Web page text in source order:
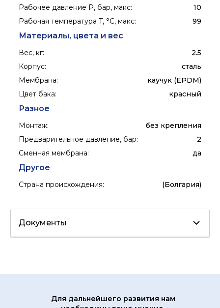
Рабочее давление P, бар, макс:
10
Рабочая температура T, °C, макс: 99
Материалы, цвета и вес
Вес, кг:
2.5
Корпус:
сталь
Мембрана:
каучук (EPDM)
Цвет бака: красный
Разное
Монтаж:
без крепления
Предварительное давление, бар:
2
Сменная мембрана: да
Другое
Страна происхождения: (Болгария)
Документы
Для дальнейшего развития нам